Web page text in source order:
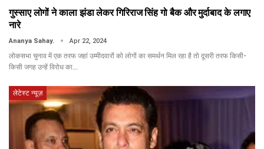
गुस्साए लोगों ने काला झंडा लेकर गिरिराज सिंह गो बैक और मुर्दाबाद के लगाए
नारे
Ananya Sahay. Apr 22, 2024
लोकसभा चुनाव में एक तरफ जहां उम्मीदवारों को लोगों का समर्थन मिल रहा है तो दूसरी तरफ किसी-
किसी जगह उन्हें विरोध का…
लेटेस्ट न्यूज़